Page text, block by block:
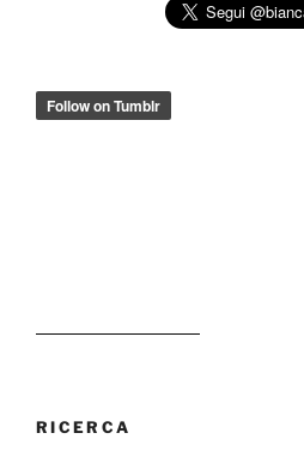
RICERCA